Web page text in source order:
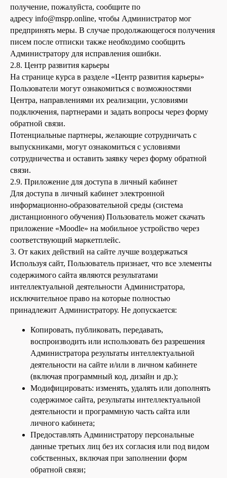
получение, пожалуйста, сообщите по
адресу info@mspp.online, чтобы Администратор мог
предпринять меры. В случае продолжающегося получения
писем после отписки также необходимо сообщить
Администратору для исправления ошибки.
2.8. Центр развития карьеры
На странице курса в разделе «Центр развития карьеры»
Пользователи могут ознакомиться с возможностями
Центра, направлениями их реализации, условиями
подключения, партнерами и задать вопросы через форму
обратной связи.
Потенциальные партнеры, желающие сотрудничать с
выпускниками, могут ознакомиться с условиями
сотрудничества и оставить заявку через форму обратной
связи.
2.9. Приложение для доступа в личный кабинет
Для доступа в личный кабинет электронной
информационно-образовательной среды (система
дистанционного обучения) Пользователь может скачать
приложение «Moodle» на мобильное устройство через
соответствующий маркетплейс.
3. От каких действий на сайте лучше воздержаться
Используя сайт, Пользователь признает, что все элементы
содержимого сайта являются результатами
интеллектуальной деятельности Администратора,
исключительное право на которые полностью
принадлежит Администратору. Не допускается:
Копировать, публиковать, передавать,
воспроизводить или использовать без разрешения
Администратора результаты интеллектуальной
деятельности на сайте и/или в личном кабинете
(включая программный код, дизайн и др.);
Модифицировать: изменять, удалять или дополнять
содержимое сайта, результаты интеллектуальной
деятельности и программную часть сайта или
личного кабинета;
Предоставлять Администратору персональные
данные третьих лиц без их согласия или под видом
собственных, включая при заполнении форм
обратной связи;